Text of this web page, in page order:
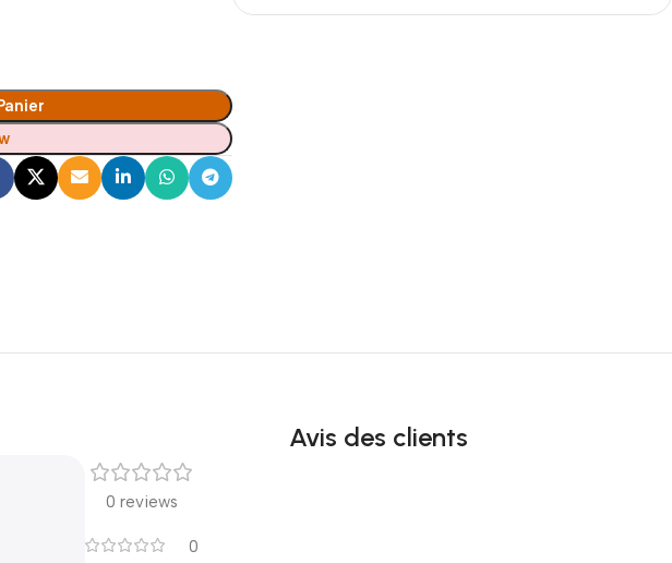
Avis des clients
0 reviews
0